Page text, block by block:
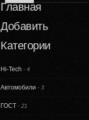
Главная
Добавить
Категории
Hi-Tech - 4
Автомобили - 3
ГОСТ - 21